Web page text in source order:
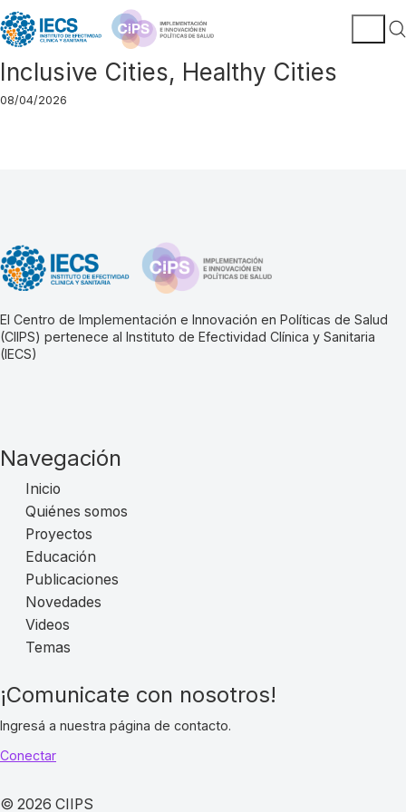
Inclusive Cities, Healthy Cities
08/04/2026
El Centro de Implementación e Innovación en Políticas de Salud
(CIIPS) pertenece al Instituto de Efectividad Clínica y Sanitaria
(IECS)
Navegación
Inicio
Quiénes somos
Proyectos
Educación
Publicaciones
Novedades
Videos
Temas
¡Comunicate con nosotros!
Ingresá a nuestra página de contacto.
Conectar
© 2026 CIIPS